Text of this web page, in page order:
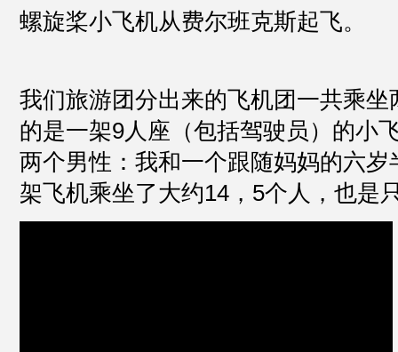
螺旋桨小飞机从费尔班克斯起飞。
我们旅游团分出来的飞机团一共乘坐
的是一架9人座（包括驾驶员）的小
两个男性：我和一个跟随妈妈的六岁
架飞机乘坐了大约14，5个人，也是